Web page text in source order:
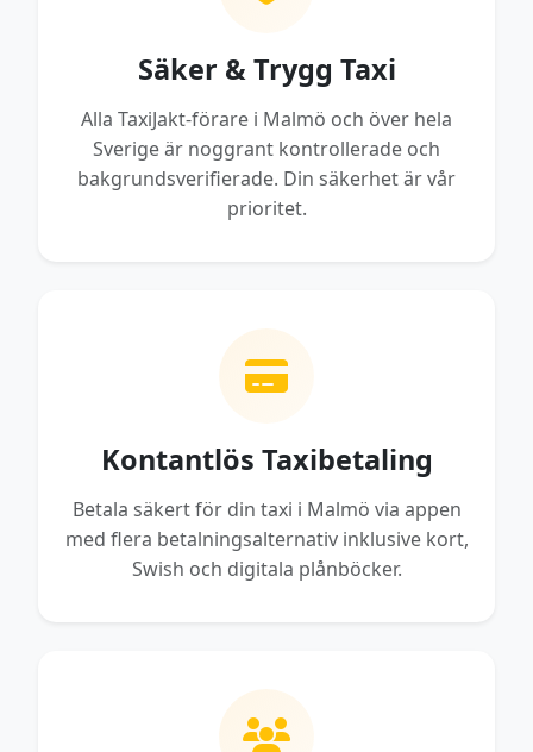
Säker & Trygg Taxi
Alla TaxiJakt-förare i Malmö och över hela
Sverige är noggrant kontrollerade och
bakgrundsverifierade. Din säkerhet är vår
prioritet.
Kontantlös Taxibetaling
Betala säkert för din taxi i Malmö via appen
med flera betalningsalternativ inklusive kort,
Swish och digitala plånböcker.